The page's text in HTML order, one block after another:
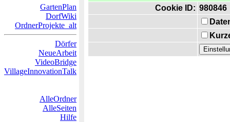
GartenPlan
DorfWiki
OrdnerProjekte_alt
Dörfer
NeueArbeit
VideoBridge
VillageInnovationTalk
AlleOrdner
AlleSeiten
Hilfe
Cookie ID: 980846